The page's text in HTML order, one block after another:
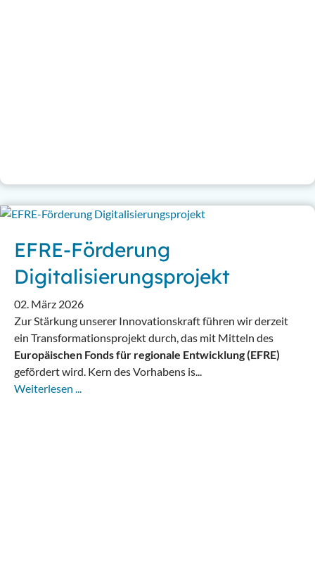
EFRE-Förderung
Digitalisierungsprojekt
02. März 2026
Zur Stärkung unserer Innovationskraft führen wir derzeit
ein Transformationsprojekt durch, das mit Mitteln des
Europäischen Fonds für regionale Entwicklung (EFRE)
gefördert wird. Kern des Vorhabens is...
Weiterlesen ...